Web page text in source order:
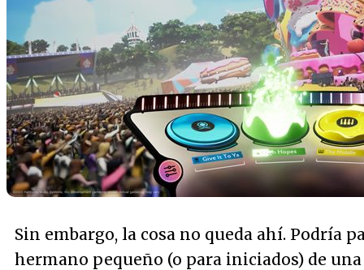
Sin embargo, la cosa no queda ahí. Podría
hermano pequeño (o para iniciados) de